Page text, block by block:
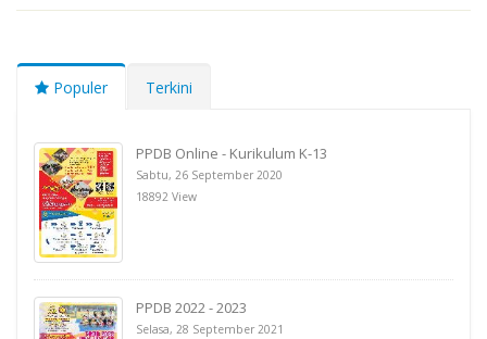
Populer Terkini
PPDB Online - Kurikulum K-13
Sabtu, 26 September 2020
18892 View
PPDB 2022 - 2023
Selasa, 28 September 2021